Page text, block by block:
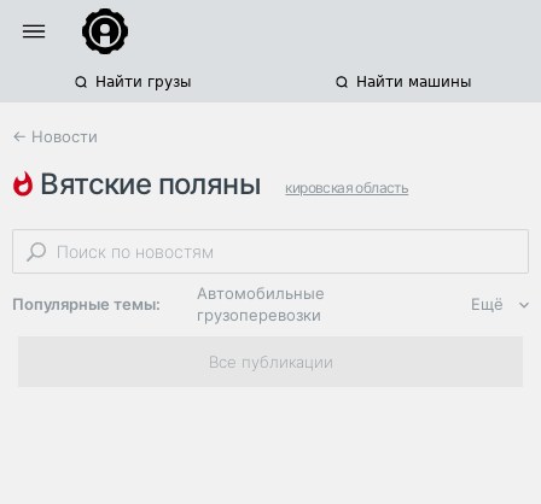
Найти грузы Найти машины
← Новости
вятские поляны кировская область
региональные автодороги киров
Популярные темы:
Автомобильные
грузоперевозки
Региональная
логистика
Ещё
Все публикации